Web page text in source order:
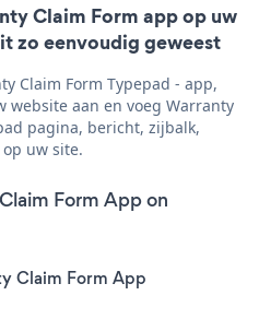
Claim Form app op uw
zo eenvoudig geweest
Claim Form Typepad - app,
website aan en voeg Warranty
pagina, bericht, zijbalk,
uw site.
Form App on
Claim Form App